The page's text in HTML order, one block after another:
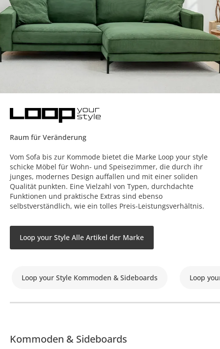
Raum für Veränderung
Vom Sofa bis zur Kommode bietet die Marke Loop your style
schicke Möbel für Wohn- und Speisezimmer, die durch ihr
junges, modernes Design auffallen und mit einer soliden
Qualität punkten. Eine Vielzahl von Typen, durchdachte
Funktionen und praktische Extras sind ebenso
selbstverständlich, wie ein tolles Preis-Leistungsverhältnis.
Loop your Style Alle Artikel der Marke
Loop your Style Kommoden & Sideboards Loop
Kommoden & Sideboards